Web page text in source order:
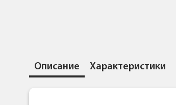
Описание Характеристики